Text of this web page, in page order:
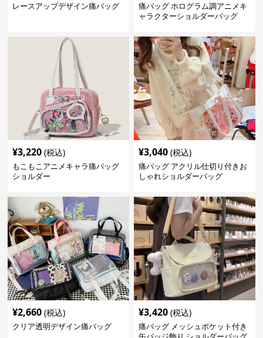
レースアップデザイン痛バッグ
痛バッグ ホログラム調アニメキ
ャラクターショルダーバッグ
¥3,220 (税込)
もこもこアニメキャラ痛バッグ
ショルダー
¥3,040 (税込)
痛バッグ アクリル仕切り付きお
しゃれショルダーバッグ
¥2,660 (税込)
クリア透明デザイン痛バッグ
¥3,420 (税込)
痛バッグ メッシュポケット付き